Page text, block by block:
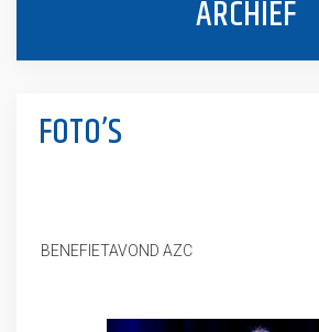
ARCHIEF
FOTO’S
BENEFIETAVOND AZC